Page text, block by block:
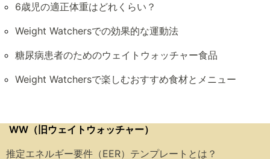
6歳児の適正体重はどれくらい？
Weight Watchersでの効果的な運動法
糖尿病患者のためのウェイトウォッチャー食品
Weight Watchersで楽しむおすすめ食材とメニュー
WW（旧ウェイトウォッチャー）
推定エネルギー要件（EER）テンプレートとは？